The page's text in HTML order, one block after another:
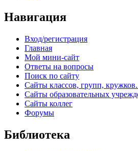
Навигация
Вход/регистрация
Главная
Мой мини-сайт
Ответы на вопросы
Поиск по сайту
Сайты классов, групп,
Сайты образовательных
Сайты коллег
Форумы
Библиотека